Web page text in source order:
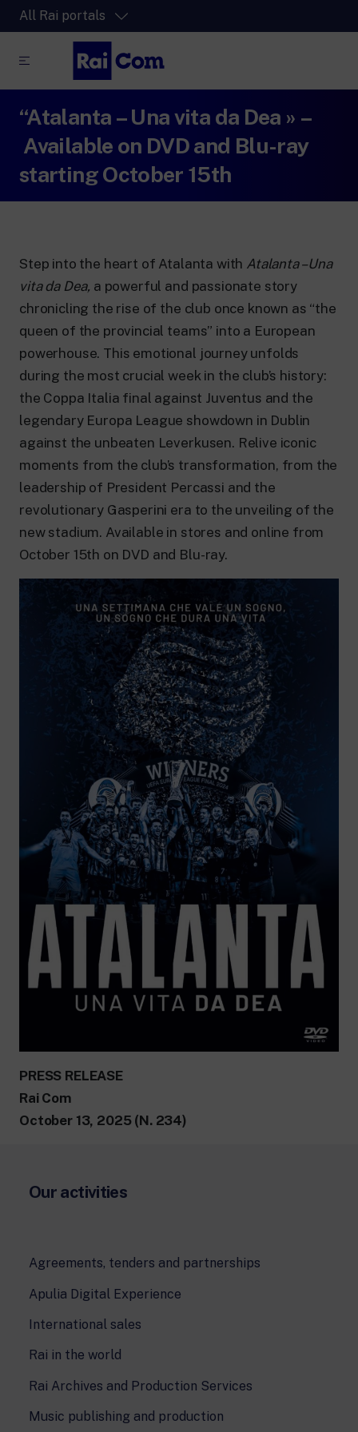
All Rai portals
The video streaming platform for all.
RaiPlay
The digital platform of the Rai Radio
channels.
RaiPlay Sound
24 hour news: current affairs, breaking
news and updates.
RaiNews
The regional editorial offices of RaiNews.
Rai TgR
Cultural insights on Art, Literature,
History and much more.
Rai Cultura
For secondary schools, universities,
teachers and adult education.
“Atalanta – Una vita da Dea » –
Available on DVD and Blu-ray
starting October 15th
Step into the heart of Atalanta with Atalanta – Una
vita da Dea, a powerful and passionate story
chronicling the rise of the club once known as “the
queen of the provincial teams” into a European
powerhouse. This emotional journey unfolds
during the most crucial week in the club’s history:
the Coppa Italia final against Juventus and the
legendary Europa League showdown in Dublin
against the unbeaten Leverkusen. Relive iconic
moments from the club’s transformation, from the
leadership of President Percassi and the
revolutionary Gasperini era to the unveiling of the
new stadium. Available in stores and online from
October 15th on DVD and Blu-ray.
PRESS RELEASE
Rai Com
October 13, 2025 (N. 234)
Our activities
Agreements, tenders and partnerships
Apulia Digital Experience
International sales
Rai in the world
Rai Archives and Production Services
Music publishing and production